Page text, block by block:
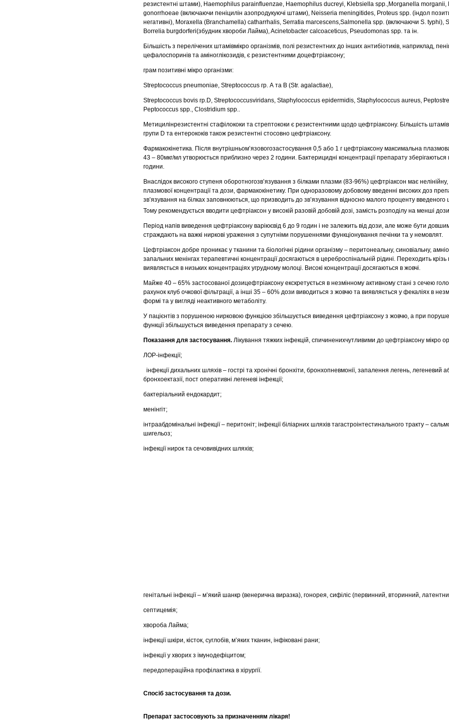
резистентні штами), Haemophilus parainfluenzae, Haemophilus ducreyi, Klebsiella spp.,Morganella morganii,
gonorrhoeae (включаючи пеніцилін азопродукуючі штами), Neisseria meningitides, Proteus spp. (індол
негативні), Moraxella (Branchamella) catharrhalis, Serratia marcescens,Salmonella spp. (включаючи S. typhi),
Borrelia burgdorferi(збудник хвороби Лайма), Acinetobacter calcoaceticus, Pseudomonas spp. та ін.
Більшість з перелічених штамівмікро організмів, полі резистентних до інших антибіотиків, наприклад,
цефалоспоринів та аміноглікозидів, є резистентними доцефтріаксону;
грам позитивні мікро організми:
Streptococcus pneumoniaе, Streptococcus гр. А та В (Str. аgalactiae),
Streptococcus bovis гр.D, Streptococcusviridans, Staphylococcus epidermidis, Staphylococcus aureus,
Peptococcus spp., Clostridium spp..
Метицилінрезистентні стафілококи та стрептококи є резистентними щодо цефтріаксону. Більшість штамів
групи D та ентерококів також резистентні стосовно цефтріаксону.
Фармакокінетика. Після внутрішньом’язовогозастосування 0,5 або 1 г цефтріаксону максимальна
43 – 80мкг/мл утворюється приблизно через 2 години. Бактерицидні концентрації препарату
години.
Внаслідок високого ступеня оборотногозв’язування з білками плазми (83-96%) цефтріаксон має
плазмової концентрації та дози, фармакокінетику. При одноразовому добовому введенні високих доз
зв’язування на білках заповнюються, що призводить до зв’язування відносно малого проценту введеного
Тому рекомендується вводити цефтріаксон у високій разовій добовій дозі, замість розподілу на менші
Період напів виведення цефтріаксону варіюєвід 6 до 9 годин і не залежить від дози, але може бути
страждають на важкі ниркові ураження з супутніми порушеннями функціонування печінки та у немовлят.
Цефтріаксон добре проникає у тканини та біологічні рідини організму – перитонеальну, синовіальну,
запальних менінгах терапевтичні концентрації досягаються в цереброспінальній рідині. Переходить
виявляється в низьких концентраціях угрудному молоці. Високі концентрації досягаються в жовчі.
Майже 40 – 65% застосованої дозицефтріаксону екскретується в незмінному активному стані з сечею
рахунок клуб очкової фільтрації, а інші 35 – 60% дози виводиться з жовчю та виявляється у фекаліях в
формі та у вигляді неактивного метаболіту.
У пацієнтів з порушеною нирковою функцією збільшується виведення цефтріаксону з жовчю, а при
функції збільшується виведення препарату з сечею.
Показання для застосування. Лікування тяжких інфекцій, спичиненихчутливими до цефтріаксону мікро
ЛОР-інфекції;
інфекції дихальних шляхів – гострі та хронічні бронхіти, бронхопневмонії, запалення легень, легеневий
бронхоектазії, пост оперативні легеневі інфекції;
бактеріальний ендокардит;
менінгіт;
інтраабдомінальні інфекції – перитоніт; інфекції біліарних шляхів тагастроінтестинального тракту –
шигельоз;
інфекції нирок та сечовивідних шляхів;
генітальні інфекції – м’який шанкр (венерична виразка), гонорея, сифіліс (первинний, вторинний,
септицемія;
хвороба Лайма;
інфекції шкіри, кісток, суглобів, м’яких тканин, інфіковані рани;
інфекції у хворих з імунодефіцитом;
передопераційна профілактика в хірургії.
Спосіб застосування та дози.
Препарат застосовують за призначенням лікаря!